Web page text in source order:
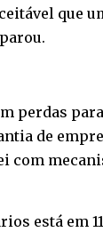
que
perdas
de
com
está em